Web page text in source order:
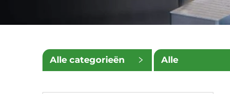
Alle categorieën Alle